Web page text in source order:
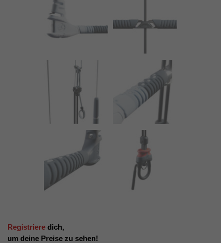
Registriere dich,
um deine Preise zu sehen!